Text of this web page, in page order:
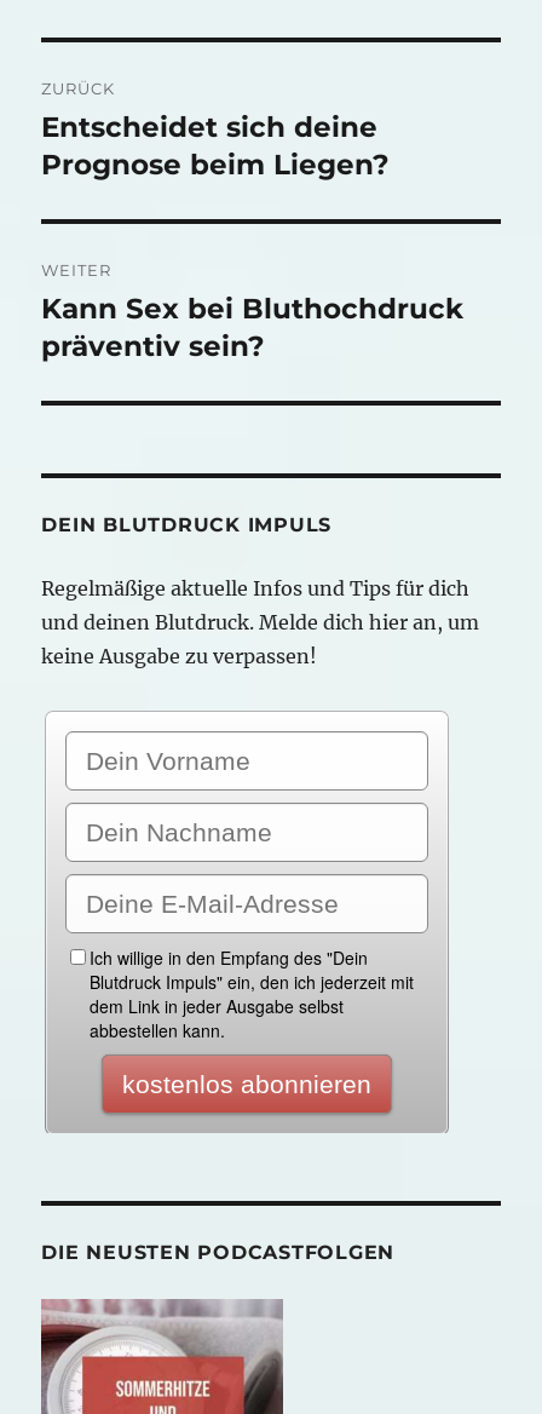
ZURÜCK
Vorheriger
Beitrag:
Entscheidet sich deine
Prognose beim Liegen?
WEITER
Nächster
Beitrag:
Kann Sex bei Bluthochdruck
präventiv sein?
DEIN BLUTDRUCK IMPULS
Regelmäßige aktuelle Infos und Tips für dich
und deinen Blutdruck. Melde dich hier an, um
keine Ausgabe zu verpassen!
DIE NEUSTEN PODCASTFOLGEN